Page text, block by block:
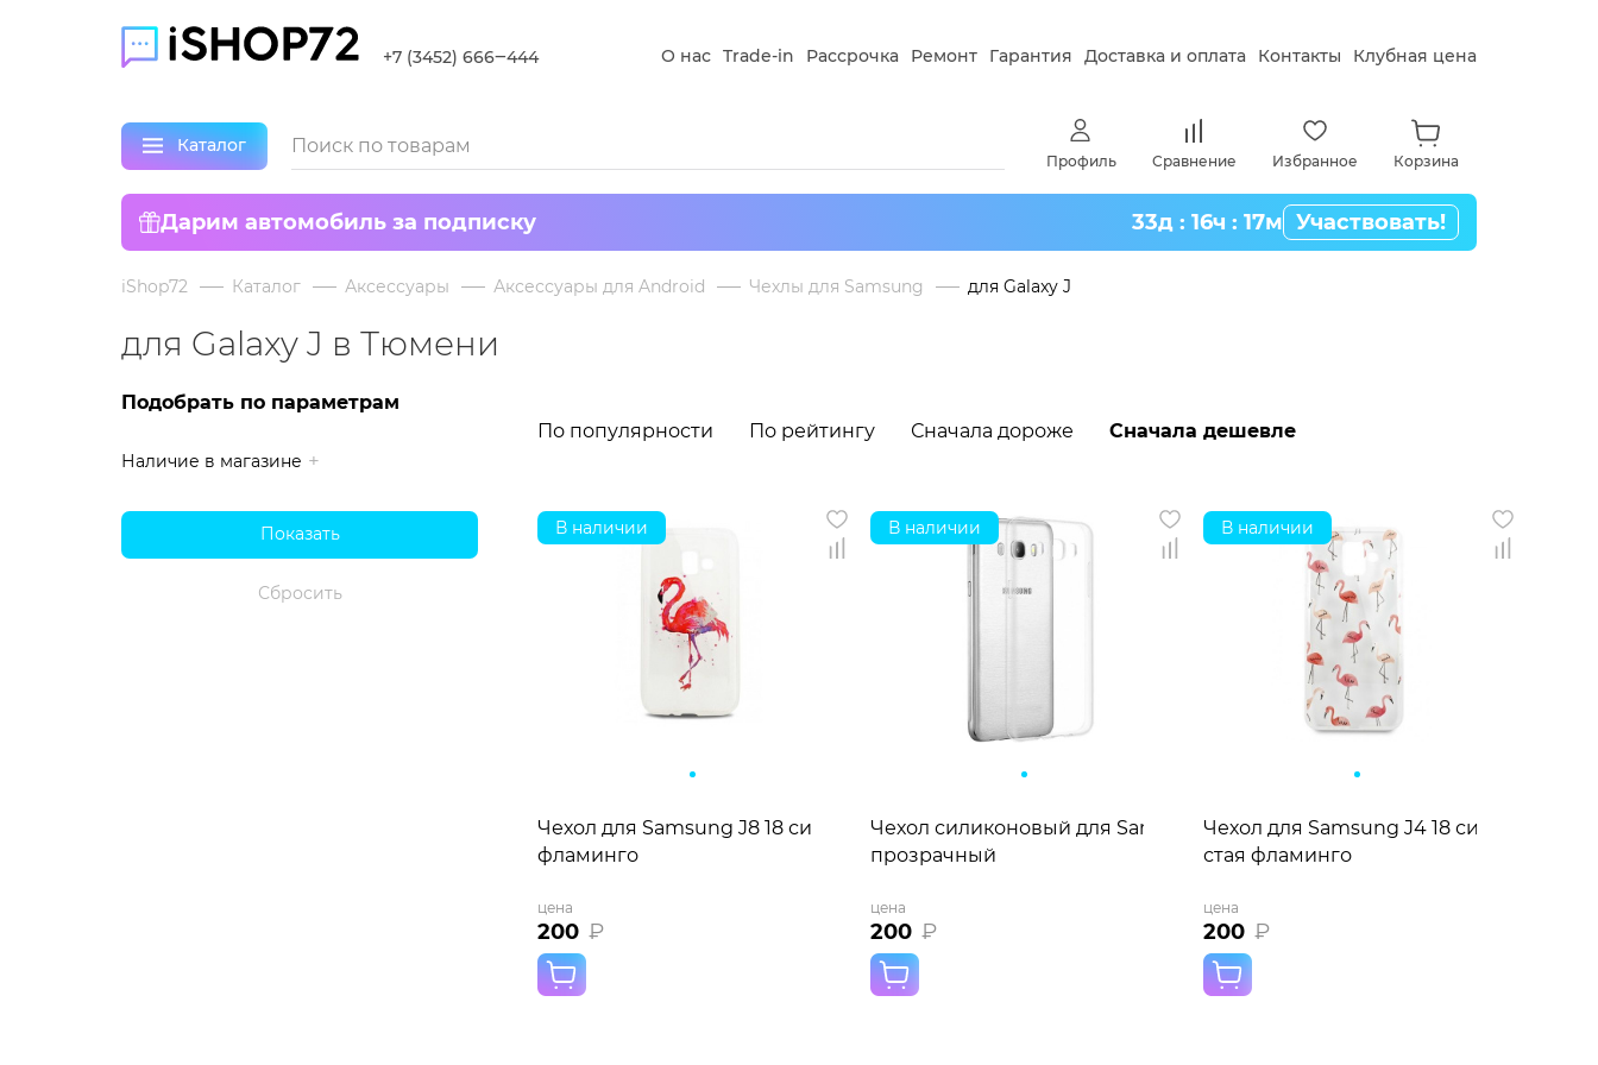
+7 (3452) 666‒444 О нас Trade-in Рассрочка Ремонт Гарантия Доставка и оплата Контакты Клубная цена
Каталог
Профиль Сравнение Избранное Корзина
Дарим автомобиль за подписку 33д : 16ч : 17м Участвовать!
iShop72 Каталог Аксессуары Аксессуары для Android Чехлы для Samsung для Galaxy J
для Galaxy J в Тюмени
Подобрать по параметрам
Наличие в магазине
По популярности По рейтингу Сначала дороже Сначала дешевле
В наличии
Чехол для Samsung J8 18 силиконовый прозрачный
фламинго
цена
200 ₽
В наличии
Чехол силиконовый для Samsung J5 2016
прозрачный
цена
200 ₽
В наличии
Чехол для Samsung J4 18
стая фламинго
цена
200 ₽